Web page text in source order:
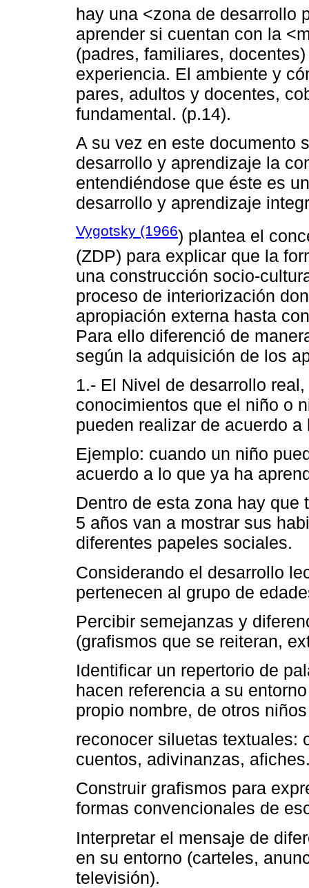
hay una <zona de desarrollo
aprender si cuentan con la
(padres, familiares,
experiencia. El ambiente y
pares, adultos y docentes,
fundamental. (p.14).
A su vez en este documento
desarrollo y aprendizaje la
entendiéndose que éste es
desarrollo y aprendizaje
Vygotsky (1966) plantea el
(ZDP) para explicar que la
una construcción socio-
proceso de interiorización
apropiación externa hasta
Para ello diferenció de
según la adquisición de los
1.- El Nivel de desarrollo
conocimientos que el niño o
pueden realizar de acuerdo
Ejemplo: cuando un niño
acuerdo a lo que ya ha
Dentro de esta zona hay
5 años van a mostrar sus
diferentes papeles sociales.
Considerando el desarrollo
pertenecen al grupo de
Percibir semejanzas y
(grafismos que se reiteran,
Identificar un repertorio de
hacen referencia a su
propio nombre, de otros
reconocer siluetas textuales:
cuentos, adivinanzas,
Construir grafismos para
formas convencionales de
Interpretar el mensaje de
en su entorno (carteles,
televisión).